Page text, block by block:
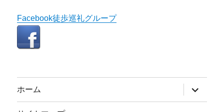
Facebook徒歩巡礼グループ
ホーム
ブ
メ